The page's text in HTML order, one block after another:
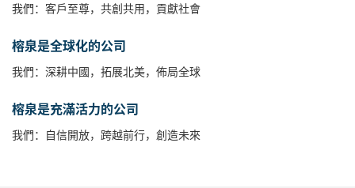
我們：客戶至尊，共創共用，貢獻社會
榕泉是全球化的公司
我們：深耕中國，拓展北美，佈局全球
榕泉是充滿活力的公司
我們：自信開放，跨越前行，創造未來